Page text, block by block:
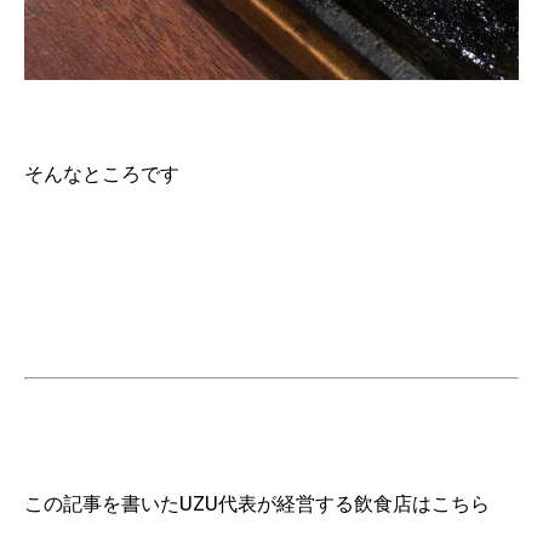
そんなところです
この記事を書いたUZU代表が経営する飲食店はこちら